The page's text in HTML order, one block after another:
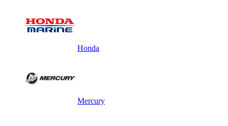
Honda
Mercury